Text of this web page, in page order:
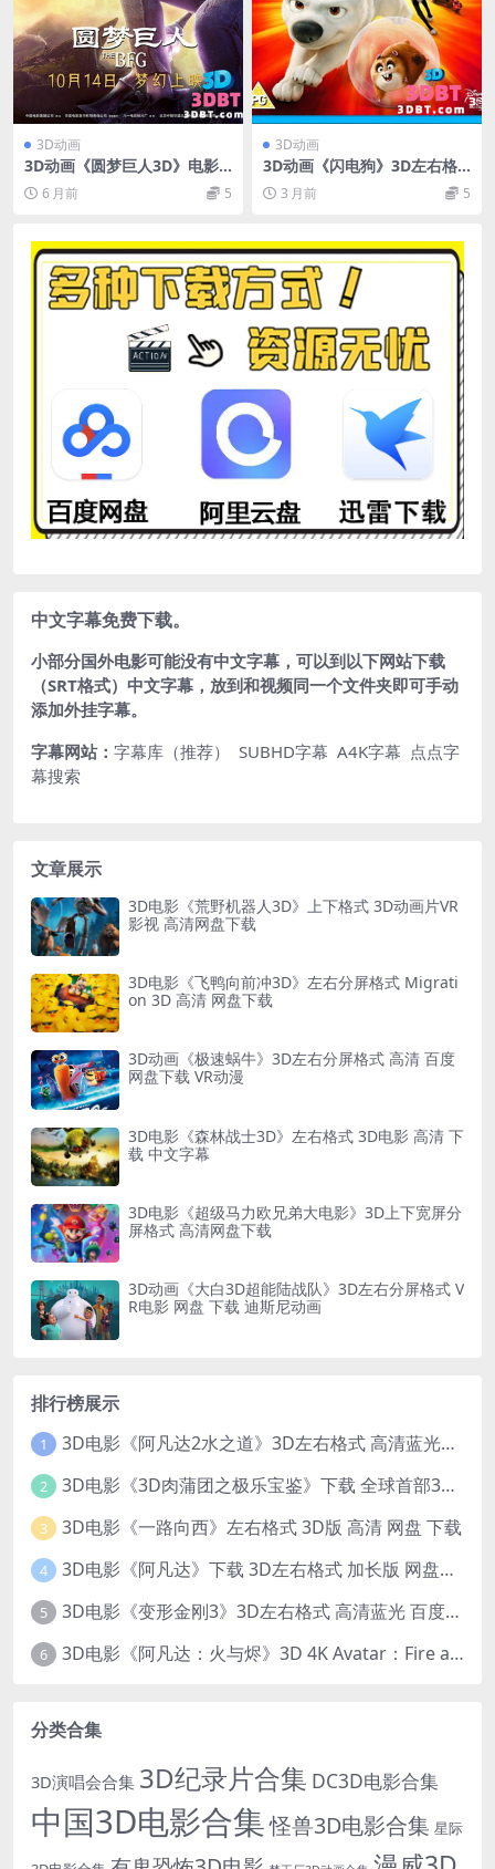
3D动画
3D动画《圆梦巨人3D》电影
下载 左右格式 3D版 高清 网盘
下载6 月前 5
3D动画
3D动画《闪电狗》3D左右格
式 高清网盘下载 VR3D版电影
3 月前 5
中文字幕免费下载。
小部分国外电影可能没有中文字幕，可以到以下网站下载
（SRT格式）中文字幕，放到和视频同一个文件夹即可手动
添加外挂字幕。
字幕网站： 字幕库（推荐） SUBHD字幕 A4K字幕 点点字
幕搜索
文章展示
3D电影《荒野机器人3D》上下格式 3D动画片VR
影视 高清网盘下载
3D电影《飞鸭向前冲3D》左右分屏格式 Migrati
on 3D 高清 网盘下载
3D动画《极速蜗牛》3D左右分屏格式 高清 百度
网盘下载 VR动漫
3D电影《森林战士3D》左右格式 3D电影 高清 下
载 中文字幕
3D电影《超级马力欧兄弟大电影》3D上下宽屏分
屏格式 高清网盘下载
3D动画《大白3D超能陆战队》3D左右分屏格式 V
R电影 网盘 下载 迪斯尼动画
排行榜展示
1 3D电影《阿凡达2水之道》3D左右格式 高清蓝光原盘 网盘下载 中文配音 4K3DVR电影
2 3D电影《3D肉蒲团之极乐宝鉴》下载 全球首部3D限制级电影 网盘下载
3 3D电影《一路向西》左右格式 3D版 高清 网盘 下载
4 3D电影《阿凡达》下载 3D左右格式 加长版 网盘下载
5 3D电影《变形金刚3》3D左右格式 高清蓝光 百度网盘+迅雷 下载 出屏国配字幕.国英双语
6 3D电影《阿凡达：火与烬》3D 4K Avatar：Fire and Ash 3D 左右格式 高清4K 电影 下载
分类合集
3D演唱会合集 3D纪录片合集 DC3D电影合集
中国3D电影合集怪兽3D电影合集 星际